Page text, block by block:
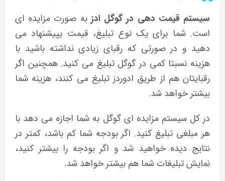
سیستم قیمت دهی در گوگل ادز به صورت مزایده ای
است. شما برای یک نوع تبلیغ، قیمت یپیشنهاد می
دهید و در صورتی که رقبای زیادی نداشته باشید با
هزینه نسبتا کمی در گوگل تبلیغ می کنید. همچنین اگر
رقبایتان هم از طریق ادوردز تبلیغ می کنند، هزینه شما
بیشتر خواهد شد.
در کل سیستم مزایده ای گوگل به شما اجازه می دهد با
هر مبلغی تبلیغ کنید. اگر بودجه شما کم باشد، کمتر در
نتایج دیده خواهید شد و اگر بودجه را بیشتر کنید،
نمایش تبلیغات شما هم بیشتر خواهد شد.